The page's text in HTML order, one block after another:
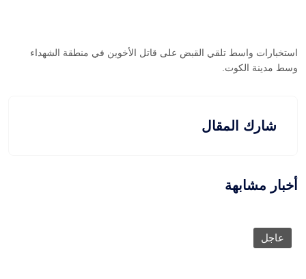
استخبارات واسط تلقي القبض على قاتل الأخوين في منطقة الشهداء
وسط مدينة الكوت.
شارك المقال
أخبار مشابهة
عاجل